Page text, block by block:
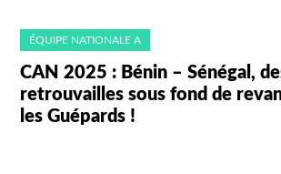
ÉQUIPE NATIONALE A
CAN 2025 : Bénin – Sénégal,
retrouvailles sous fond de
les Guépards !